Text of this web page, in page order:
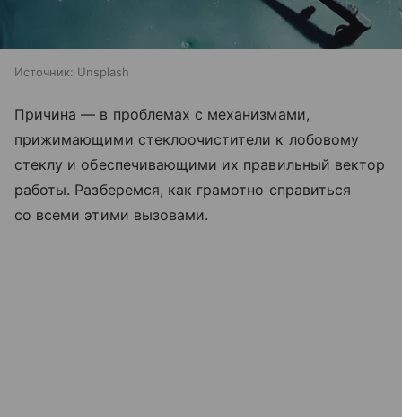
Источник: Unsplash
Причина — в проблемах с механизмами,
прижимающими стеклоочистители к лобовому
стеклу и обеспечивающими их правильный вектор
работы. Разберемся, как грамотно справиться
со всеми этими вызовами.